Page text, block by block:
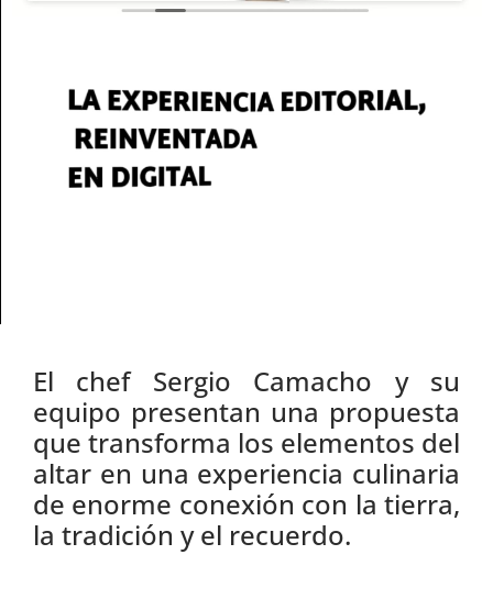
El chef Sergio Camacho y su
equipo presentan una propuesta
que transforma los elementos del
altar en una experiencia culinaria
de enorme conexión con la tierra,
la tradición y el recuerdo.